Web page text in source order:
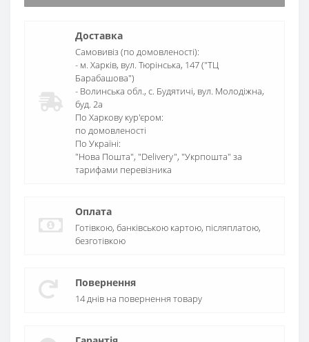
Доставка
Самовивіз (по домовленості):
- м. Харків, вул. Тюрінська, 147 ("ТЦ
Барабашова")
- Волинська обл., c. Будятичі, вул. Молодіжна,
буд. 2а
По Харкову кур'єром:
по домовленості
По Україні:
"Нова Пошта", "Delivery", "Укрпошта" за
тарифами перевізника
Оплата
Готівкою, банківською картою, післяплатою,
безготівкою
Повернення
14 днів на повернення товару